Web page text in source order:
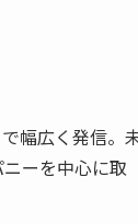
幅広く発信。
ーを中心に取